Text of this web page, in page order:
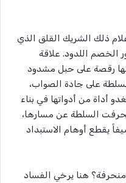
ذلك الشريك القلق الذي
الخصم اللدود. علاقة
رقصة على حبل مشدود
على جادة الصواب،
أداة من أدواتها في بناء
السلطة عن مسارها،
يقطع أوهام الاستبداد
هنا يرخي الفساد